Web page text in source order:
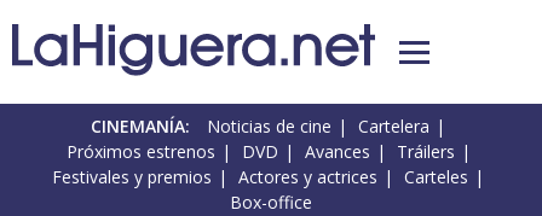
CINEMANÍA: Noticias de cine
Cartelera
Próximos estrenos
DVD Avances
Tráilers
Festivales y premios
Actores y actrices
Carteles
Box-office